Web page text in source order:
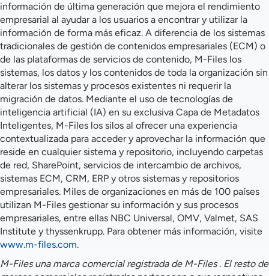
información de última generación que mejora el rendimiento
empresarial al ayudar a los usuarios a encontrar y utilizar la
información de forma más eficaz. A diferencia de los sistemas
tradicionales de gestión de contenidos empresariales (ECM) o
de las plataformas de servicios de contenido, M-Files los
sistemas, los datos y los contenidos de toda la organización sin
alterar los sistemas y procesos existentes ni requerir la
migración de datos. Mediante el uso de tecnologías de
inteligencia artificial (IA) en su exclusiva Capa de Metadatos
Inteligentes, M-Files los silos al ofrecer una experiencia
contextualizada para acceder y aprovechar la información que
reside en cualquier sistema y repositorio, incluyendo carpetas
de red, SharePoint, servicios de intercambio de archivos,
sistemas ECM, CRM, ERP y otros sistemas y repositorios
empresariales. Miles de organizaciones en más de 100 países
utilizan M-Files gestionar su información y sus procesos
empresariales, entre ellas NBC Universal, OMV, Valmet, SAS
Institute y thyssenkrupp. Para obtener más información, visite
www.m-files.com.
M-Files una marca comercial registrada de M-Files . El resto de